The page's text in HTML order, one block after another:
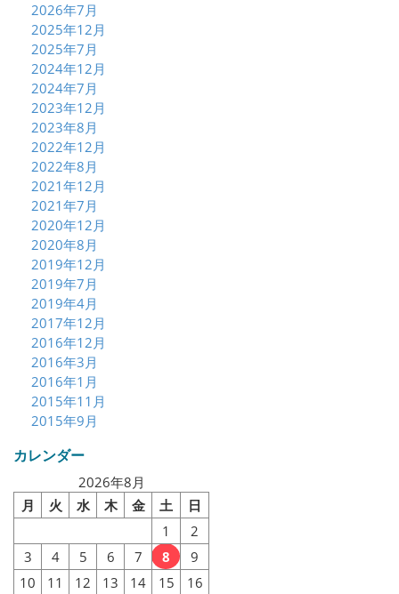
2026年7月
2025年12月
2025年7月
2024年12月
2024年7月
2023年12月
2023年8月
2022年12月
2022年8月
2021年12月
2021年7月
2020年12月
2020年8月
2019年12月
2019年7月
2019年4月
2017年12月
2016年12月
2016年3月
2016年1月
2015年11月
2015年9月
カレンダー
2026年8月
月
火 水 木 金 土 日
1
2
3
4 5 6 7 8
9
10
11 12 13 14 15
16